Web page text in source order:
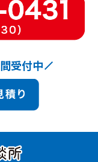
受付中